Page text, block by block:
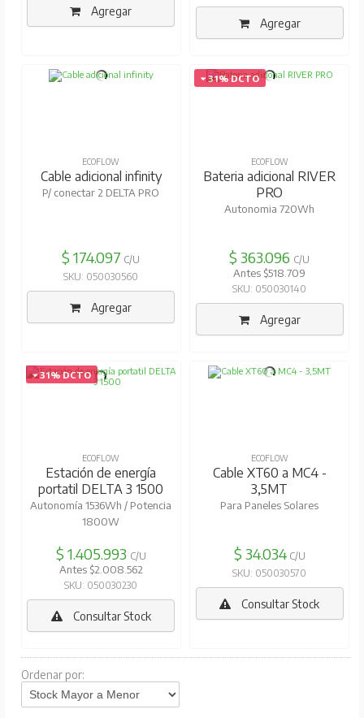
Agregar
Agregar
ECOFLOW
Cable adicional infinity
P/ conectar 2 DELTA PRO
$ 174.097 C/U
SKU: 050030560
Agregar
31% DCTO
ECOFLOW
Bateria adicional RIVER
PRO
Autonomia 720Wh
$ 363.096 C/U
Antes $518.709
SKU: 050030140
Agregar
31% DCTO
ECOFLOW
Estación de energía
portatil DELTA 3 1500
Autonomía 1536Wh / Potencia
1800W
$ 1.405.993 C/U
Antes $2.008.562
SKU: 050030230
Consultar Stock
ECOFLOW
Cable XT60 a MC4 -
3,5MT
Para Paneles Solares
$ 34.034C/U
SKU: 050030570
Consultar Stock
Ordenar por: